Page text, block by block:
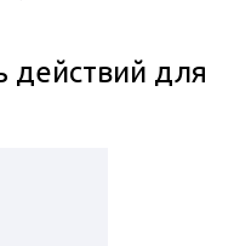
действий для